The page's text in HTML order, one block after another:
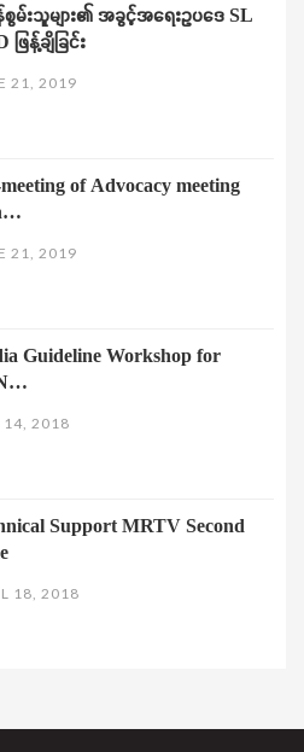
မ်းသူများ၏ အခွင့်အရေးဥပဒေ SL
ဖြန့်ချိခြင်း
21, 2019
of Advocacy meeting
21, 2019
Guideline Workshop for
14, 2018
Support MRTV Second
18, 2018